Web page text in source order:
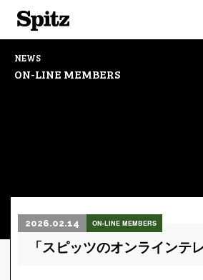
NEWS
ON-LINE MEMBERS
2026.02.14 ON-LINE MEMBERS
「スピッツのオンラインテ